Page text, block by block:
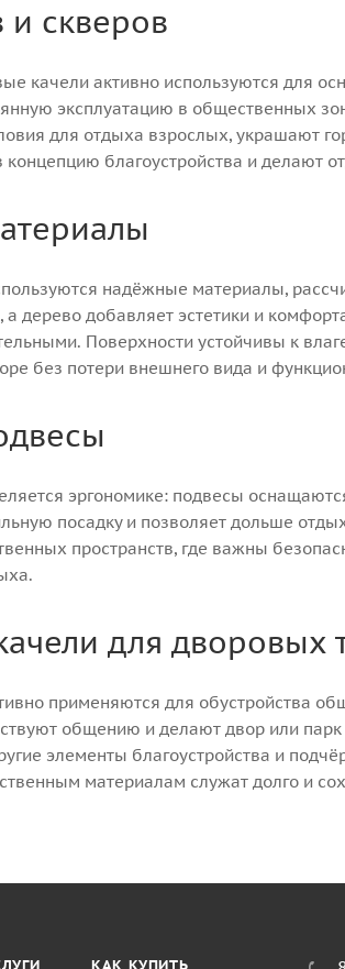
и скверов
качели активно используются для
эксплуатацию в общественных
для отдыха взрослых, украшают
благоустройства и делают
надёжные материалы,
а дерево добавляет эстетики и
Поверхности устойчивы к
без потери внешнего вида и
эргономике: подвесы
посадку и позволяет дольше
пространств, где важны
для дворовых
применяются для обустройства
общению и делают двор или
элементы благоустройства и
материалам служат долго и
КАК КУПИТЬ